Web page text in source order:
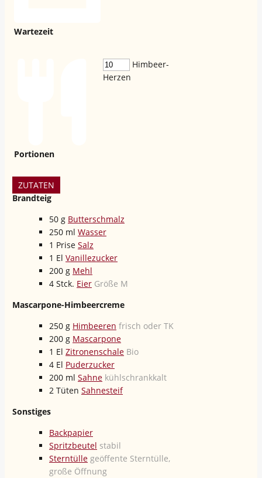
Wartezeit
Portionen
Himbeer-
Herzen
ZUTATEN
Brandteig
50 g Butterschmalz
250 ml Wasser
1 Prise Salz
1 El Vanillezucker
200 g Mehl
4 Stck. Eier Größe M
Mascarpone-Himbeercreme
250 g Himbeeren frisch oder TK
200 g Mascarpone
1 El Zitronenschale Bio
4 El Puderzucker
200 ml Sahne kühlschrankkalt
2 Tüten Sahnesteif
Sonstiges
Backpapier
Spritzbeutel stabil
Sterntülle geöffente Sterntülle,
große Öffnung